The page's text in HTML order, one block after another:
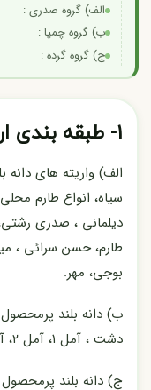
الف) گروه صدری :
ب) گروه چمپا :
ج) گروه گرده :
۱- طبقه بندی ارقام برنج از دیدگاه آماری
الف) واریته های
سیاه، انواع طارم
طارم، حسن سرائی ،
بوجی، مهر.
ب) دانه بلند
دشت ، آمل ۱، آمل ۲، آمل ۳
ج) دانه بلند